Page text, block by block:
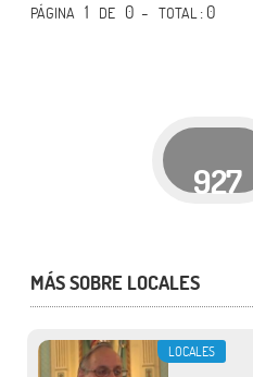
PÁGINA 1 DE 0 -TOTAL: 0
927
MÁS SOBRE LOCALES
LOCALES